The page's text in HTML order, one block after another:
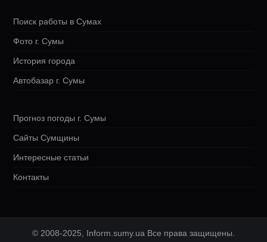
Поиск работы в Сумах
Фото г. Сумы
История города
Автобазар г. Сумы
Прогноз погоды г. Сумы
Сайты Сумщины
Интересные статьи
Контакты
© 2008-2025, Inform.sumy.ua Все права защищены.